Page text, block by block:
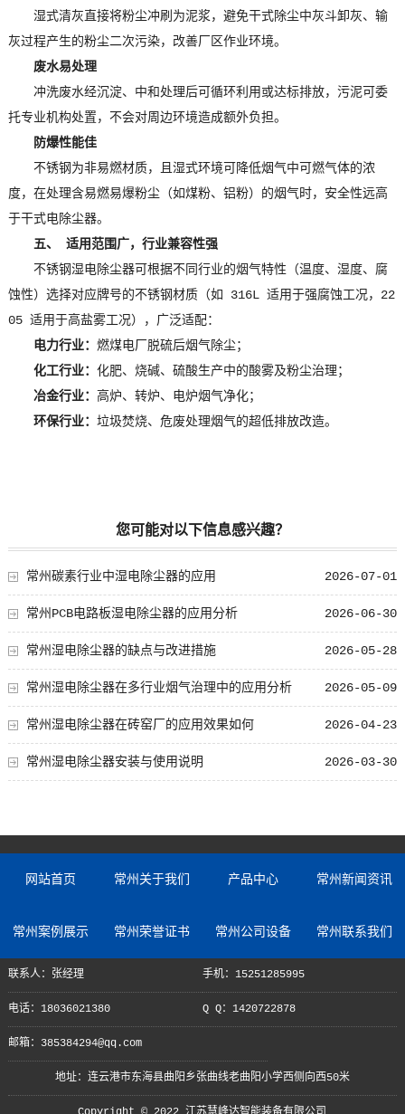
湿式清灰直接将粉尘冲刷为泥浆，避免干式除尘中灰斗卸灰、输
灰过程产生的粉尘二次污染，改善厂区作业环境。
废水易处理
冲洗废水经沉淀、中和处理后可循环利用或达标排放，污泥可委
托专业机构处置，不会对周边环境造成额外负担。
防爆性能佳
不锈钢为非易燃材质，且湿式环境可降低烟气中可燃气体的浓
度，在处理含易燃易爆粉尘（如煤粉、铝粉）的烟气时，安全性远高
于干式电除尘器。
五、 适用范围广，行业兼容性强
不锈钢湿电除尘器可根据不同行业的烟气特性（温度、湿度、腐
蚀性）选择对应牌号的不锈钢材质（如 316L 适用于强腐蚀工况，22
05 适用于高盐雾工况），广泛适配：
电力行业： 燃煤电厂脱硫后烟气除尘；
化工行业： 化肥、烧碱、硫酸生产中的酸雾及粉尘治理；
冶金行业： 高炉、转炉、电炉烟气净化；
环保行业： 垃圾焚烧、危废处理烟气的超低排放改造。
您可能对以下信息感兴趣？
2026-07-01
常州碳素行业中湿电除尘器的应用
2026-06-30
常州PCB电路板湿电除尘器的应用分析
2026-05-28
常州湿电除尘器的缺点与改进措施
2026-05-09
常州湿电除尘器在多行业烟气治理中的应用分析
2026-04-23
常州湿电除尘器在砖窑厂的应用效果如何
2026-03-30
常州湿电除尘器安装与使用说明
网站首页 常州关于我们 产品中心 常州新闻资讯
常州案例展示 常州荣誉证书 常州公司设备 常州联系我们
联系人：张经理 手机：15251285995
电话：18036021380 Q Q：1420722878
邮箱：385384294@qq.com
地址：连云港市东海县曲阳乡张曲线老曲阳小学西侧向西50米